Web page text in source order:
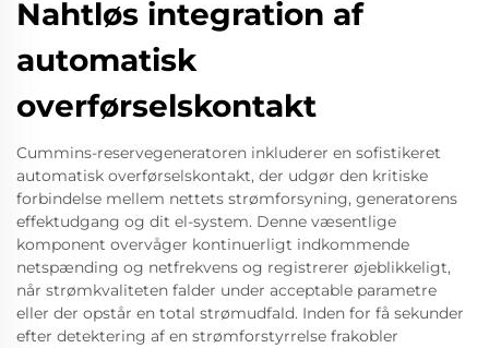
Nahtløs integration af
automatisk
overførselskontakt
Cummins-reservegeneratoren inkluderer en sofistikeret
automatisk overførselskontakt, der udgør den kritiske
forbindelse mellem nettets strømforsyning, generatorens
effektudgang og dit el-system. Denne væsentlige
komponent overvåger kontinuerligt indkommende
netspænding og netfrekvens og registrerer øjeblikkeligt,
når strømkvaliteten falder under acceptable parametre
eller der opstår en total strømudfald. Inden for få sekunder
efter detektering af en strømforstyrrelse frakobler